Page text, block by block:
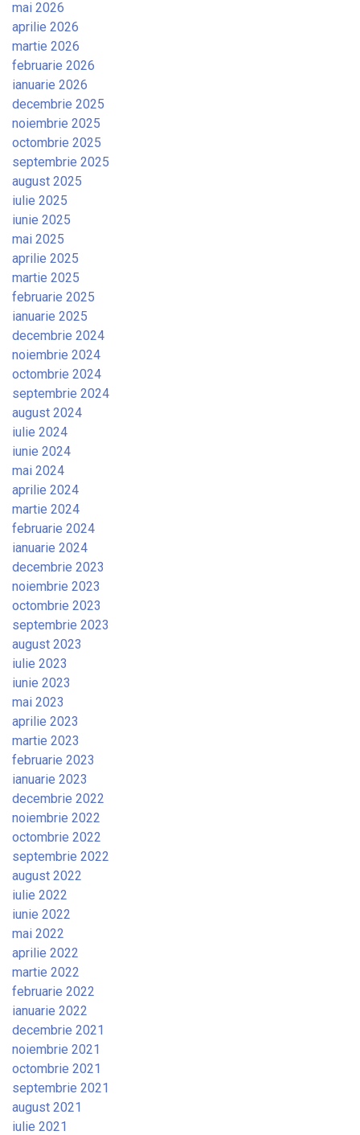
mai 2026
aprilie 2026
martie 2026
februarie 2026
ianuarie 2026
decembrie 2025
noiembrie 2025
octombrie 2025
septembrie 2025
august 2025
iulie 2025
iunie 2025
mai 2025
aprilie 2025
martie 2025
februarie 2025
ianuarie 2025
decembrie 2024
noiembrie 2024
octombrie 2024
septembrie 2024
august 2024
iulie 2024
iunie 2024
mai 2024
aprilie 2024
martie 2024
februarie 2024
ianuarie 2024
decembrie 2023
noiembrie 2023
octombrie 2023
septembrie 2023
august 2023
iulie 2023
iunie 2023
mai 2023
aprilie 2023
martie 2023
februarie 2023
ianuarie 2023
decembrie 2022
noiembrie 2022
octombrie 2022
septembrie 2022
august 2022
iulie 2022
iunie 2022
mai 2022
aprilie 2022
martie 2022
februarie 2022
ianuarie 2022
decembrie 2021
noiembrie 2021
octombrie 2021
septembrie 2021
august 2021
iulie 2021